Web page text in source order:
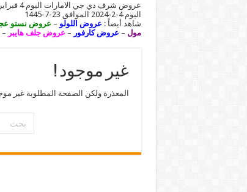
عروض شرف دي جي الامارات اليوم 4 فبراير 2024 الموافق 23 رجب 1445 عروض الالكترونيات. تابعوا معنا أحدث
اليوم 4-2-2024 الموافق 23-7-1445
شاهد أيضاً : عروض اللولو – عروض نستو
مول – عروض كارفور – عروض جلف هايبر –
غير موجود !
المعذرة ولكن الصفحة المطلوبة غير